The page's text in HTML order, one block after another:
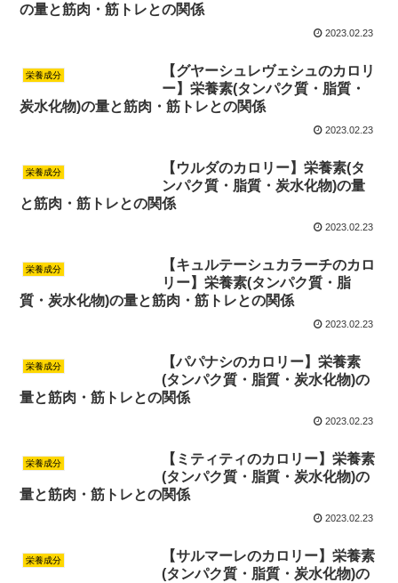
の量と筋肉・筋トレとの関係
2023.02.23
栄養成分
【グヤーシュレヴェシュのカロリ
ー】栄養素(タンパク質・脂質・
炭水化物)の量と筋肉・筋トレとの関係
2023.02.23
栄養成分
【ウルダのカロリー】栄養素(タ
ンパク質・脂質・炭水化物)の量
と筋肉・筋トレとの関係
2023.02.23
栄養成分
【キュルテーシュカラーチのカロ
リー】栄養素(タンパク質・脂
質・炭水化物)の量と筋肉・筋トレとの関係
2023.02.23
栄養成分
【パパナシのカロリー】栄養素
(タンパク質・脂質・炭水化物)の
量と筋肉・筋トレとの関係
2023.02.23
栄養成分
【ミティティのカロリー】栄養素
(タンパク質・脂質・炭水化物)の
量と筋肉・筋トレとの関係
2023.02.23
栄養成分
【サルマーレのカロリー】栄養素
(タンパク質・脂質・炭水化物)の